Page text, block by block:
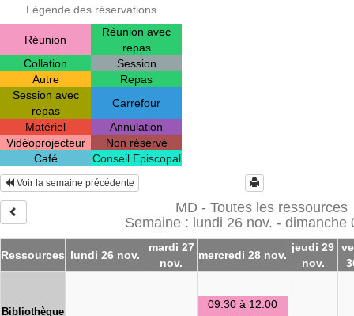
Légende des réservations
Réunion
Réunion avec
repas
Collation
Session
Autre
Repas
Session avec
repas
Carrefour
Matériel
Annulation
Vidéoprojecteur
Non réservé
Café
Conseil Episcopal
Voir la semaine précédente
MD - Toutes les ressources
Semaine : lundi 26 nov. - dimanche
Ressources lundi 26 nov.
mardi 27
nov.
mercredi 28 nov.
jeudi 29
nov.
Bibliothèque
09:30 à 12:00